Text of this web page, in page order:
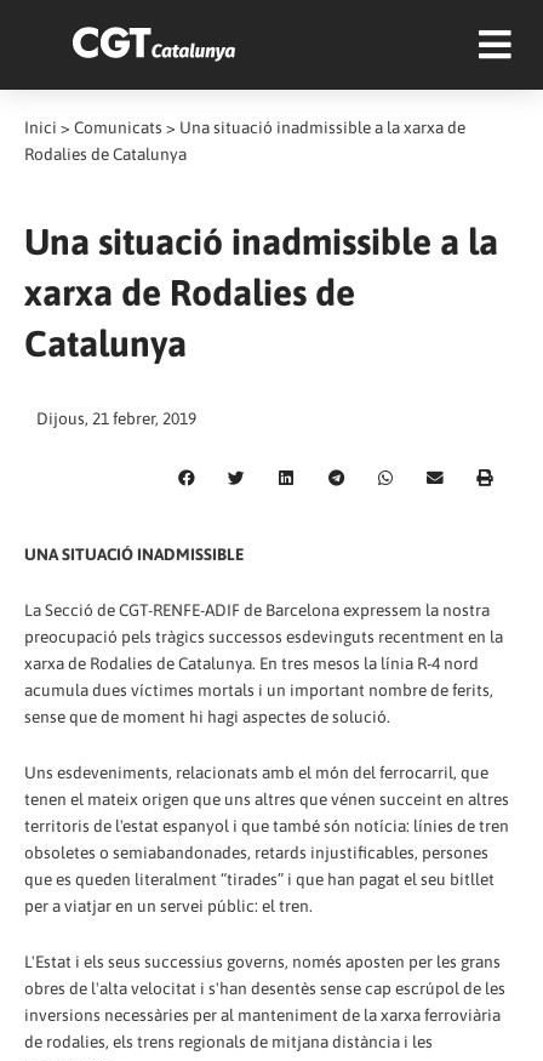
Inici > Comunicats > Una situació inadmissible a la xarxa de
Rodalies de Catalunya
Una situació inadmissible a la
xarxa de Rodalies de
Catalunya
Dijous, 21 febrer, 2019
UNA SITUACIÓ INADMISSIBLE
La Secció de CGT-RENFE-ADIF de Barcelona expressem la nostra
preocupació pels tràgics successos esdevinguts recentment en la
xarxa de Rodalies de Catalunya. En tres mesos la línia R-4 nord
acumula dues víctimes mortals i un important nombre de ferits,
sense que de moment hi hagi aspectes de solució.
Uns esdeveniments, relacionats amb el món del ferrocarril, que
tenen el mateix origen que uns altres que vénen succeint en altres
territoris de l'estat espanyol i que també són notícia: línies de tren
obsoletes o semiabandonades, retards injustificables, persones
que es queden literalment “tirades” i que han pagat el seu bitllet
per a viatjar en un servei públic: el tren.
L'Estat i els seus successius governs, només aposten per les grans
obres de l'alta velocitat i s'han desentès sense cap escrúpol de les
inversions necessàries per al manteniment de la xarxa ferroviària
de rodalies, els trens regionals de mitjana distància i les